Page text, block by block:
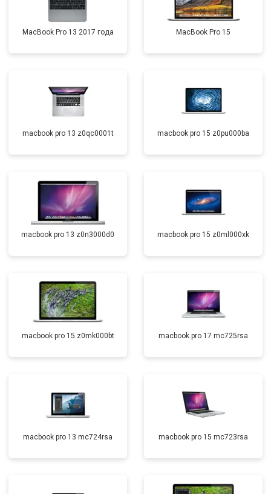
MacBook Pro 13 2017 года MacBook Pro 15
macbook pro 13 z0qc0001t macbook pro 15 z0pu000ba
macbook pro 13 z0n3000d0 macbook pro 15 z0ml000xk
macbook pro 15 z0mk000bt macbook pro 17 mc725rsa
macbook pro 13 mc724rsa macbook pro 15 mc723rsa